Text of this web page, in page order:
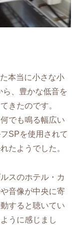
本当に小さな小
、豊かな低音を
きたのです。
でも鳴る幅広い
SPを使用されて
たようでした。
スのホテル・カ
音像が中央に寄
すると聴いてい
うに感じまし